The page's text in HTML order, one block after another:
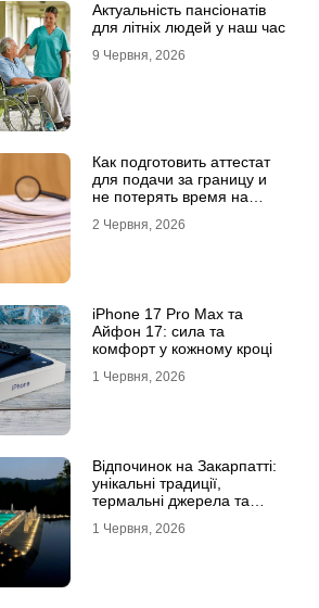
Актуальність пансіонатів
для літніх людей у наш час
9 Червня, 2026
Как подготовить аттестат
для подачи за границу и
не потерять время на
2 Червня, 2026
iPhone 17 Pro Max та
Айфон 17: сила та
комфорт у кожному кроці
1 Червня, 2026
Відпочинок на Закарпатті:
унікальні традиції,
термальні джерела та
1 Червня, 2026